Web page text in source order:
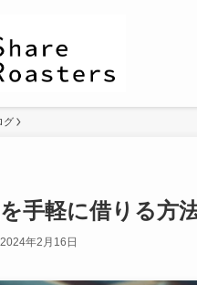
グ
手軽に借りる方
2024年2月16日